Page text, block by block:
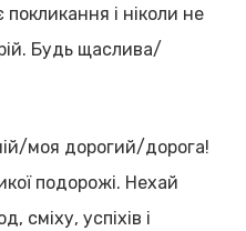
і ніколи не
Будь щаслива/
моя дорогий/дорога!
подорожі. Нехай
сміху, успіхів і